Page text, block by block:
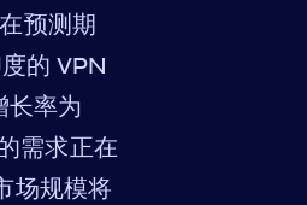
预测期
的 VPN
长率为
需求正在
场规模将